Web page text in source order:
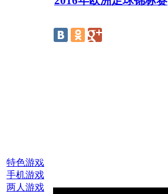
线上游戏:
特色游戏
手机游戏
两人游戏